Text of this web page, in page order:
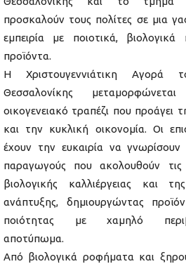
προσκαλούν τους πολίτες σε μια
εμπειρία με ποιοτικά, βιολογικά
προϊόντα.
Η Χριστουγεννιάτικη Αγορά
Θεσσαλονίκης
οικογενειακό τραπέζι που προάγει
και την κυκλική οικονομία. Οι
έχουν την ευκαιρία να
παραγωγούς που ακολουθούν
βιολογικής καλλιέργειας και
ανάπτυξης, δημιουργώντας
ποιότητας με χαμηλό
αποτύπωμα.
Από βιολογικά ροφήματα και